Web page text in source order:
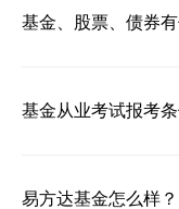
基金、股票、债券
基金从业考试报考
易方达基金怎么样？